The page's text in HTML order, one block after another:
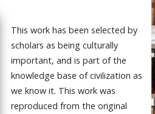
This work has been selected by
scholars as being culturally
important, and is part of the
knowledge base of civilization as
we know it. This work was
reproduced from the original